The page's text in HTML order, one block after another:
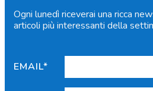
Ogni lunedì riceverai una ricca
articoli più interessanti della
EMAIL*